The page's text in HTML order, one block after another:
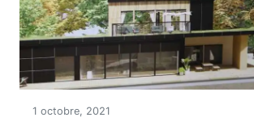
1 octobre, 2021